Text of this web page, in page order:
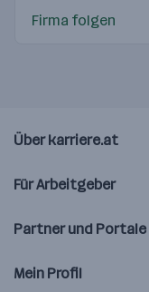
Firma folgen
Über karriere.at
Für Arbeitgeber
Partner und Portale
Mein Profil